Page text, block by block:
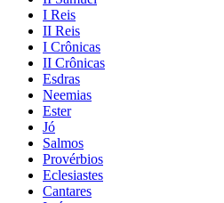
I Reis
II Reis
I Crônicas
II Crônicas
Esdras
Neemias
Ester
Jó
Salmos
Provérbios
Eclesiastes
Cantares